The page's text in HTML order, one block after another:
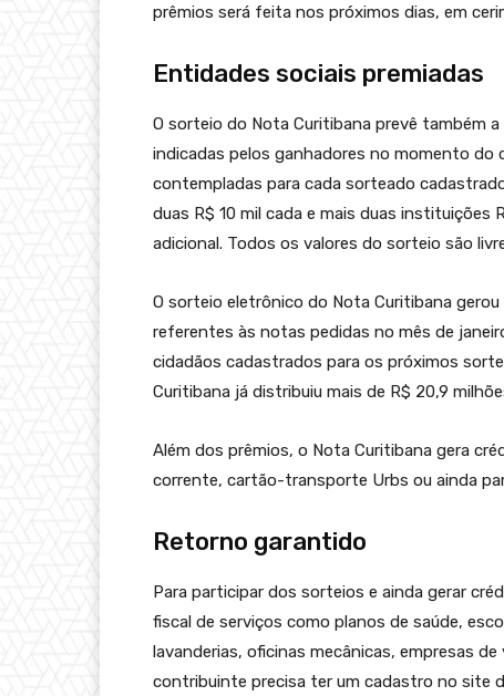
prêmios será feita nos próximos dias, em
Entidades sociais premiadas
O sorteio do Nota Curitibana prevê também
indicadas pelos ganhadores no momento do
contempladas para cada sorteado
duas R$ 10 mil cada e mais duas instituições
adicional. Todos os valores do sorteio são
O sorteio eletrônico do Nota Curitibana
referentes às notas pedidas no mês de
cidadãos cadastrados para os próximos
Curitibana já distribuiu mais de R$ 20,9
Além dos prêmios, o Nota Curitibana gera
corrente, cartão-transporte Urbs ou ainda
Retorno garantido
Para participar dos sorteios e ainda gerar
fiscal de serviços como planos de saúde,
lavanderias, oficinas mecânicas, empresas
contribuinte precisa ter um cadastro no site